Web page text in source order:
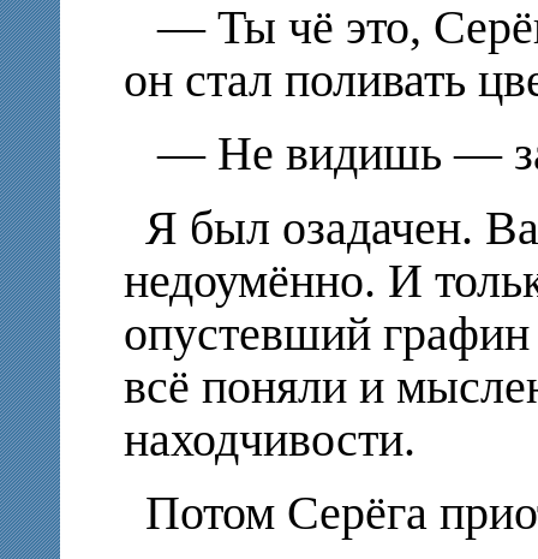
— Ты чё это,
он стал поливать
— Не видишь —
Я был озадачен.
недоумённо. И
опустевший
всё поняли и
находчивости.
Потом Серёга